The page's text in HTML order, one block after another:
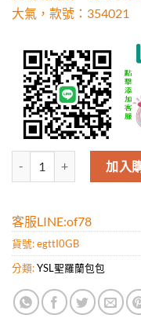
大氣，款號：354021
高仿聖羅蘭/YSL 中號加入
客服LINE:of78
貨號:egttI0GB
分類:YSL聖羅蘭包包